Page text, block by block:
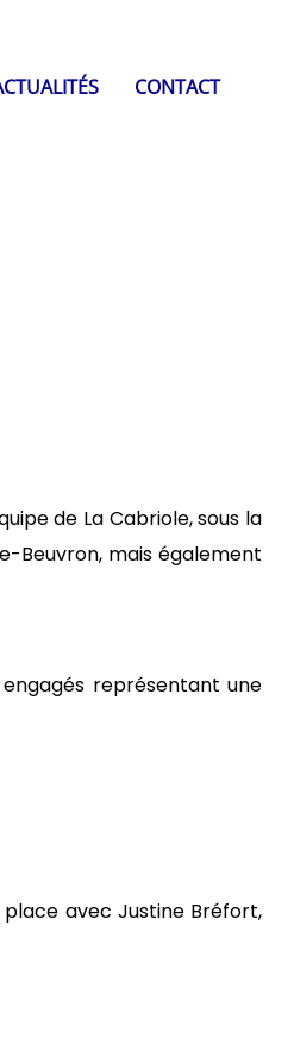
CONTACT
de La Cabriole, sous la
Beuvron, mais également
représentant une
place avec Justine Bréfort,